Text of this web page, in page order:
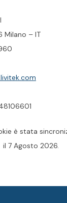
Milano – IT
è stata
il 7 Agosto 2026.